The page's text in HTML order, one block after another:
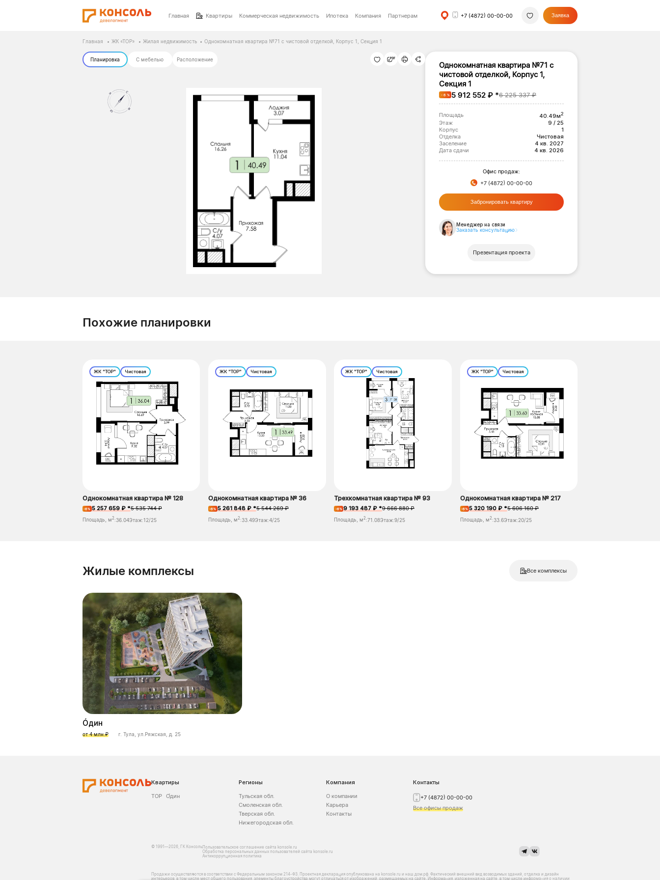
Главная Квартиры Коммерческая недвижимость Ипотека Компания Партнерам +7 (4872) 00-00-00 Заявка
Главная ЖК «ТОР» Жилая недвижимость Однокомнатная квартира №71 с чистовой отделкой, Корпус 1, Секция 1
Планировка С мебелью Расположение
Однокомнатная квартира №71 с
чистовой отделкой, Корпус 1,
Секция 1
- 6 % 5 912 552 ₽ *6 225 337 ₽
Площадь 40.49м2
Этаж
9 / 25
Корпус
1
Отделка
Чистовая
Заселение
4 кв. 2027
Дата сдачи
4 кв. 2026
Офис продаж:
+7 (4872) 00-00-00
Забронировать квартиру
Менеджер на связи
Заказать консультацию
Презентация проекта
Похожие планировки
ЖК "ТОР" Чистовая
Однокомнатная квартира № 128
-6% 5 257 659 ₽ *5 535 744 ₽
Площадь, м2:36.04Этаж:12/25
ЖК "ТОР" Чистовая
Однокомнатная квартира № 36
-6% 5 261 848 ₽ *5 544 269 ₽
Площадь, м2:33.49Этаж:4/25
ЖК "ТОР" Чистовая
Трехкомнатная квартира № 93
-6% 9 193 487 ₽ *9 666 880 ₽
Площадь, м2:71.08Этаж:9/25
ЖК "ТОР" Чистовая
Однокомнатная квартира № 217
-6% 5 320 190 ₽ *5 606 160 ₽
Площадь, м2:33.6Этаж:20/25
Жилые комплексы Все комплексы
О́дин
от 4 млн.₽ г. Тула, ул.Ряжская, д. 25
Квартиры
ТОР О́дин
Регионы
Тульская обл.
Смоленская обл.
Тверская обл.
Нижегородская обл.
Компания
О компании
Карьера
Контакты
Контакты
+7 (4872) 00-00-00
Все офисы продаж
© 1991—2026, ГК Консоль Пользовательское соглашение сайта konsole.ru
Обработка персональных данных пользователей сайта konsole.ru
Антикоррупционная политика
Продажи осуществляются в соответствии с Федеральным законом 214-Ф3. Проектная декларация опубликована на konsole.ru и наш.дом.рф. Фактический внешний вид возводимых зданий, отделка и дизайн
интерьеров, в том числе мест общего пользования, элементы благоустройства могут отличаться от изображений, размещаемых на сайте. Информация, изложенная на сайте, в том числе информация о наличии,